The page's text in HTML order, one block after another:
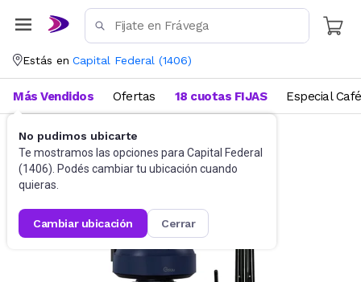
Estás en Capital Federal (1406)
No pudimos ubicarte
Te mostramos las opciones para Capital Federal
(1406). Podés cambiar tu ubicación cuando
quieras.
cambiar ubicación cerrar
Más Vendidos Ofertas 18 cuotas FIJAS Especial Café
Accesorios de Informática